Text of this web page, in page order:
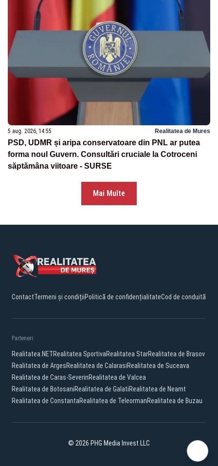
5 aug. 2026, 14:55 Realitatea de Mures
PSD, UDMR și aripa conservatoare din PNL ar putea
forma noul Guvern. Consultări cruciale la Cotroceni
săptămâna viitoare - SURSE
Mai Multe
ContactTermeni și condițiiPolitică de confidențialitateCod de conduită
Parteneri:
Realitatea.NETRealitatea SportivaRealitatea StarRealitatea de Brasov
Realitatea de ArgesRealitatea de CalarasiRealitatea de Suceava
Realitatea de Caras-SeverinRealitatea de Valcea
Realitatea de BotosaniRealitatea de GalatiRealitatea de Neamt
Realitatea de ConstantaRealitatea de TeleormanRealitatea de Buzau
© 2026 PHG Media Invest LLC